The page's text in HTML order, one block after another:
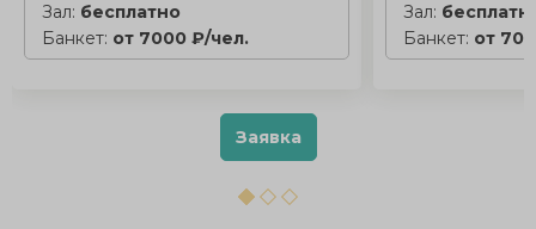
Зал: бесплатно
Банкет: от 7000 ₽/чел.
Зал:
Банкет: от
Заявка